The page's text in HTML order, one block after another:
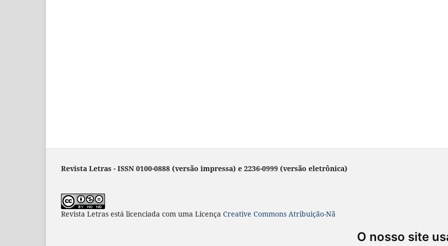
O nosso site
Revista Letras - ISSN 0100-0888 (versão impressa) e 2236-0999 (versão eletrônica)
Revista Letras está licenciada com uma Licença Creative Commons Atribuição-NãoComercial-SemDerivações 4.0